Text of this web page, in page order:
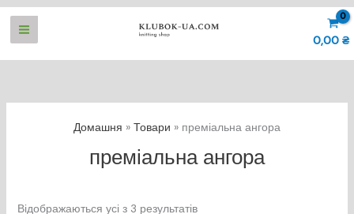
Перейти
0,00 ₴
Домашня Товари преміальна ангора
преміальна ангора
Відображаються усі з 3 результатів